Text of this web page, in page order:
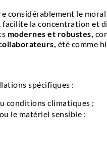
considérablement le
la concentration et
modernes et robustes,
été comme
spécifiques :
conditions climatiques ;
le matériel sensible ;